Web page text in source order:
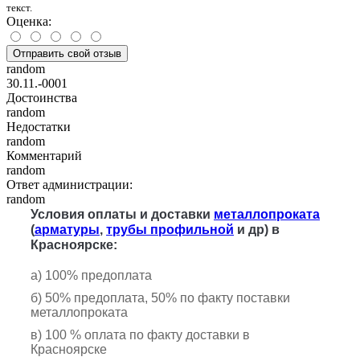
текст.
Оценка:
Отправить свой отзыв
random
30.11.-0001
Достоинства
random
Недостатки
random
Комментарий
random
Ответ администрации:
random
Условия оплаты и доставки металлопроката
(арматуры, трубы профильной и др) в
Красноярске:
а) 100% предоплата
б) 50% предоплата, 50% по факту поставки
металлопроката
в) 100 % оплата по факту доставки в
Красноярске